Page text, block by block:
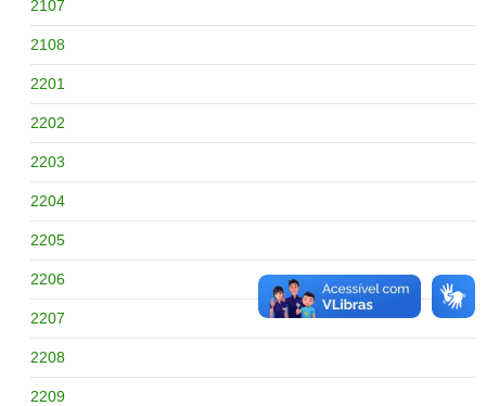
2107
2108
2201
2202
2203
2204
2205
2206
2207
2208
2209